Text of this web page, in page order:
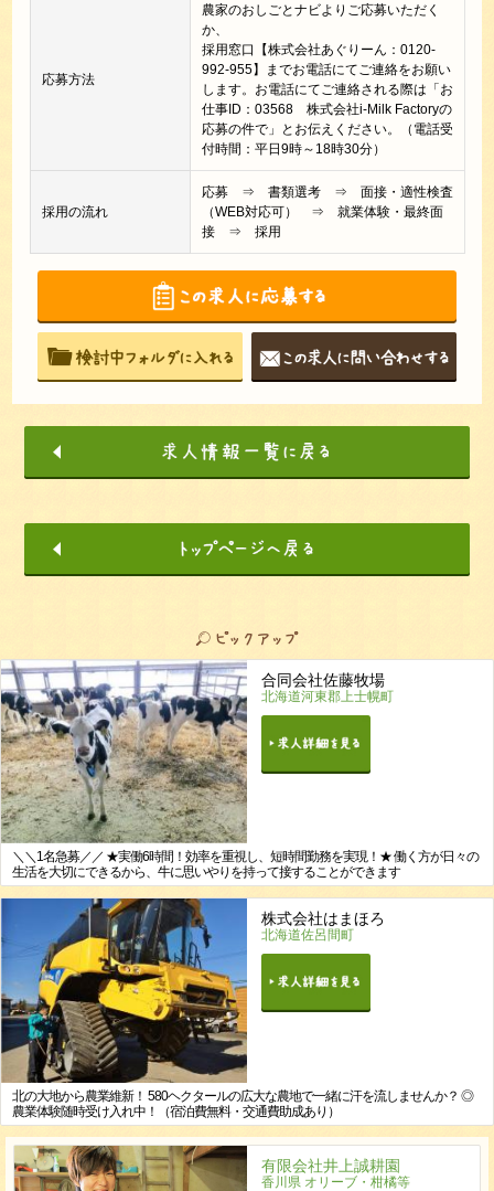
応募方法
農家のおしごとナビよりご応募いただく
か、
採用窓口【株式会社あぐりーん：0120-
992-955】までお電話にてご連絡をお願い
します。お電話にてご連絡される際は「お
仕事ID：03568 株式会社i-Milk Factoryの
応募の件で」とお伝えください。（電話受
付時間：平日9時～18時30分）
採用の流れ
応募 ⇒ 書類選考 ⇒ 面接・適性検査
（WEB対応可） ⇒ 就業体験・最終面
接 ⇒ 採用
合同会社佐藤牧場
北海道河東郡上士幌町
＼＼1名急募／／ ★実働6時間！効率を重視し、短時間勤務を実現！★ 働く方が日々の
生活を大切にできるから、牛に思いやりを持って接することができます
株式会社はまほろ
北海道佐呂間町
北の大地から農業維新！ 580ヘクタールの広大な農地で一緒に汗を流しませんか？ ◎
農業体験随時受け入れ中！（宿泊費無料・交通費助成あり）
有限会社井上誠耕園
香川県 オリーブ・柑橘等